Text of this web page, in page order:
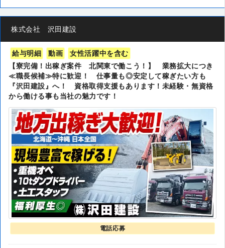
株式会社 沢田建設
給与明細 動画
女性活躍中を含む
【寮完備！出稼ぎ案件 北関東で働こう！】 業務拡大につき
≪職長候補≫特に歓迎！ 仕事量も◎安定して稼ぎたい方も
『沢田建設』へ！ 資格取得支援もあります！未経験・無資格
から働ける事も当社の魅力です！
電話応募